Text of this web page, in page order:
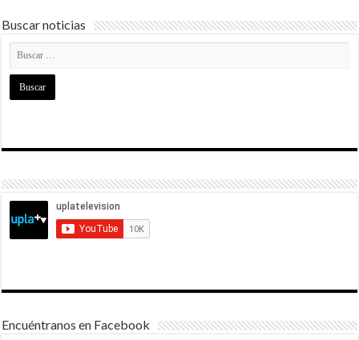
Buscar noticias
Encuéntranos en Facebook